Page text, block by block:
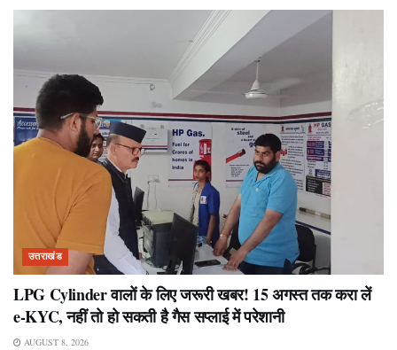
उत्तराखंड
LPG Cylinder वालों के लिए जरूरी खबर! 15 अगस्त तक करा लें
e-KYC, नहीं तो हो सकती है गैस सप्लाई में परेशानी
AUGUST 8, 2026